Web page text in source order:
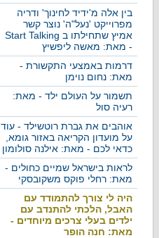
בין אלה מ'ידיד לחינוך' ודריה
מפרוייקט 'נעל"ה' נוצר קשר
אמיץ שתחילתו ב Start Talking
- מאת: מאשה ליפשיץ
דרמות באמצעי התקשורת -
מאת: נחום נוימן
תשמור על העולם ילד - מאת:
רעיה סול
אוהבים את גברת רוטשילד - עוד
על מועדון הקריאה באזור גומא,
כדאי לכם - מאת: אילנה סולומון
לראות בישראל שמיים כחולים -
מאת: רחלי פוקס משקובסקי
היה לי צורך להתמודד עם
האבל, הלכתי להתנדב עם
ילדים בעלי צרכים מיוחדים -
מאת: חנה הופר